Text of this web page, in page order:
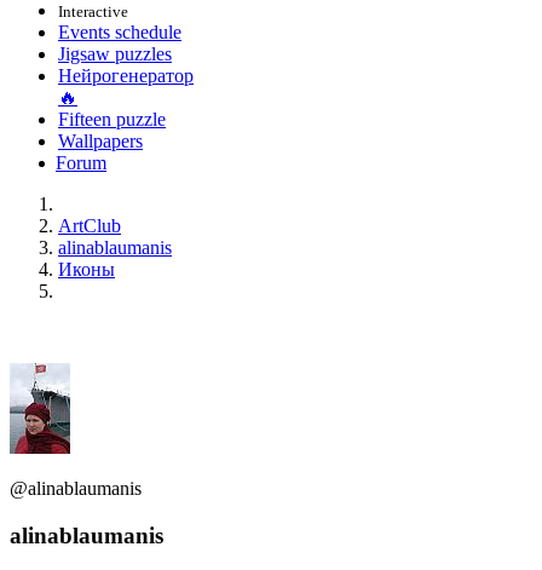
Interactive
Events schedule
Jigsaw puzzles
Нейрогенератор
🔥
Fifteen puzzle
Wallpapers
Forum
ArtClub
alinablaumanis
Иконы
@alinablaumanis
alinablaumanis